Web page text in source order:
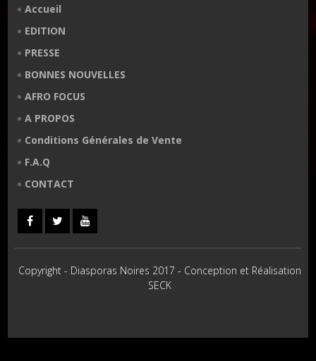
Accueil
EDITION
PRESSE
BONNES NOUVELLES
AFRO FOCUS
A PROPOS
Conditions Générales de Vente
F.A.Q
CONTACT
Copyright - Diasporas Noires 2017 - Conception et Réalisation
SECK